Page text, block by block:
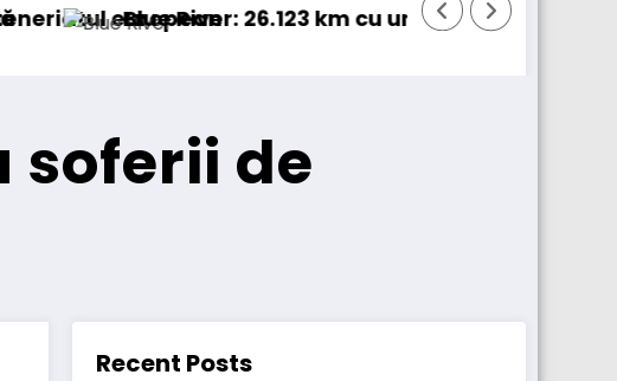
un camion 100% electric în transport internațional
Proiectul Revoy prinde contur
soferii de
Recent Posts